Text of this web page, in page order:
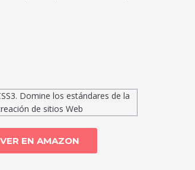
VER EN AMAZON